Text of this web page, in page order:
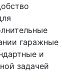
гаражные
и
задачей